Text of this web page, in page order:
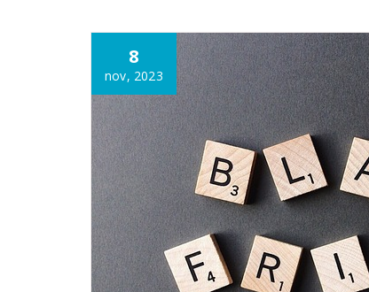
8
nov, 2023
Annonce